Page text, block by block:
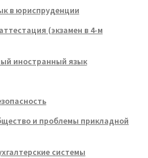
в юриспруденции
(экзамен в 4-м
иностранный язык
и проблемы прикладной
системы